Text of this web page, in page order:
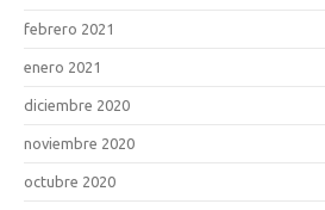
febrero 2021
enero 2021
diciembre 2020
noviembre 2020
octubre 2020